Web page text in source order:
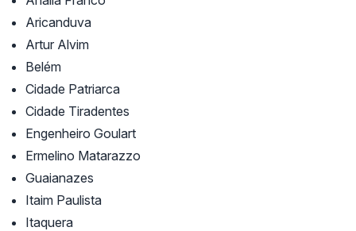
Aricanduva
Artur Alvim
Belém
Cidade Patriarca
Cidade Tiradentes
Engenheiro Goulart
Ermelino Matarazzo
Guaianazes
Itaim Paulista
Itaquera